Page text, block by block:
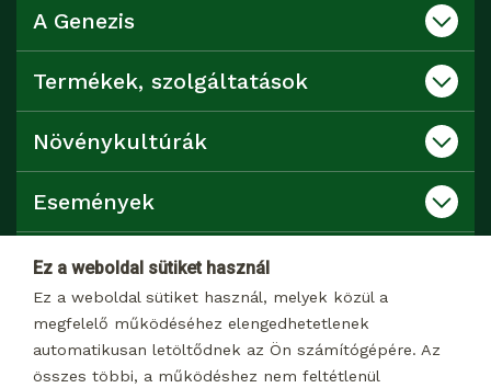
Ez a weboldal sütiket használ
Ez a weboldal sütiket használ, melyek közül a
megfelelő működéséhez elengedhetetlenek
automatikusan letöltődnek az Ön számítógépére. Az
összes többi, a működéshez nem feltétlenül
A Genezis
Termékek, szolgáltatások
Növénykultúrák
Események
Katalógusok
Kapcsolat
Dokumentumtár